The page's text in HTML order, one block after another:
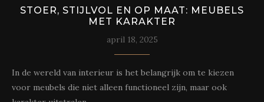
STOER, STIJLVOL EN OP MAAT: MEUBELS
MET KARAKTER
april 18, 2025
In de wereld van interieur is het belangrijk om te kiezen
voor meubels die niet alleen functioneel zijn, maar ook